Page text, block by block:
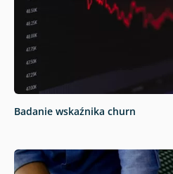
Badanie wskaźnika churn